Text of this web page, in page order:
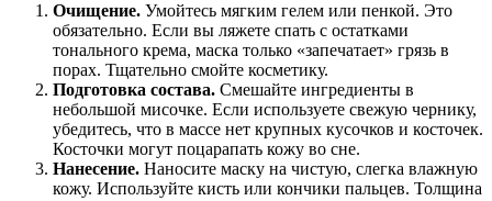
Очищение. Умойтесь мягким гелем или пенкой. Это
обязательно. Если вы ляжете спать с остатками
тонального крема, маска только «запечатает» грязь в
порах. Тщательно смойте косметику.
Подготовка состава. Смешайте ингредиенты в
небольшой мисочке. Если используете свежую чернику,
убедитесь, что в массе нет крупных кусочков и косточек.
Косточки могут поцарапать кожу во сне.
Нанесение. Наносите маску на чистую, слегка влажную
кожу. Используйте кисть или кончики пальцев. Толщина